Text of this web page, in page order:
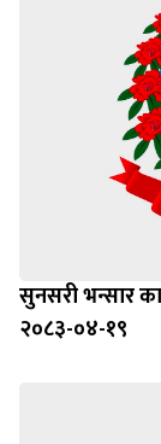
सुनसरी भन्सार
२०८३-०४-१९